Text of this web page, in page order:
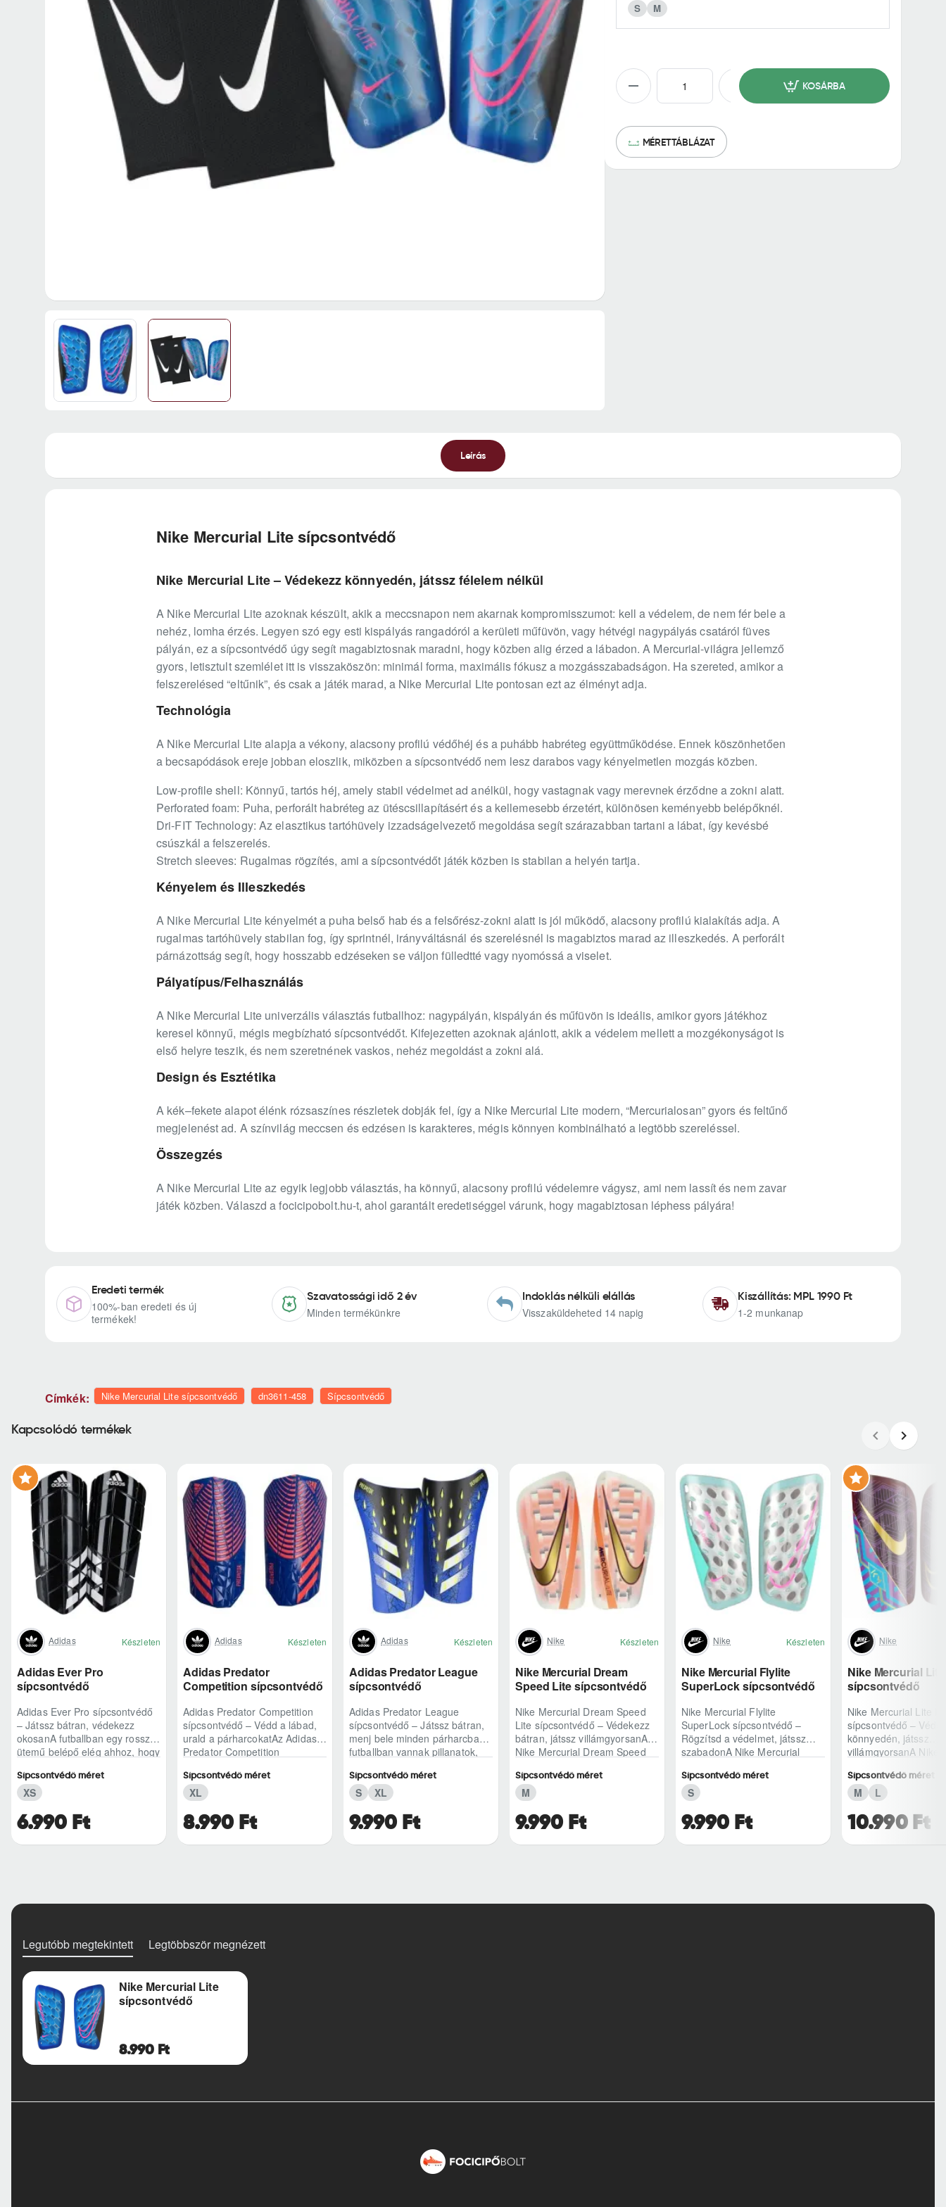
S M
KOSÁRBA
MÉRETTÁBLÁZAT
Leírás
Nike Mercurial Lite sípcsontvédő
Nike Mercurial Lite – Védekezz könnyedén, játssz félelem nélkül
A Nike Mercurial Lite azoknak készült, akik a meccsnapon nem akarnak kompromisszumot: kell a védelem, de nem fér bele a
nehéz, lomha érzés. Legyen szó egy esti kispályás rangadóról a kerületi műfüvön, vagy hétvégi nagypályás csatáról füves
pályán, ez a sípcsontvédő úgy segít magabiztosnak maradni, hogy közben alig érzed a lábadon. A Mercurial-világra jellemző
gyors, letisztult szemlélet itt is visszaköszön: minimál forma, maximális fókusz a mozgásszabadságon. Ha szereted, amikor a
felszerelésed “eltűnik”, és csak a játék marad, a Nike Mercurial Lite pontosan ezt az élményt adja.
Technológia
A Nike Mercurial Lite alapja a vékony, alacsony profilú védőhéj és a puhább habréteg együttműködése. Ennek köszönhetően
a becsapódások ereje jobban eloszlik, miközben a sípcsontvédő nem lesz darabos vagy kényelmetlen mozgás közben.
Low-profile shell: Könnyű, tartós héj, amely stabil védelmet ad anélkül, hogy vastagnak vagy merevnek érződne a zokni alatt.
Perforated foam: Puha, perforált habréteg az ütéscsillapításért és a kellemesebb érzetért, különösen keményebb belépőknél.
Dri-FIT Technology: Az elasztikus tartóhüvely izzadságelvezető megoldása segít szárazabban tartani a lábat, így kevésbé
csúszkál a felszerelés.
Stretch sleeves: Rugalmas rögzítés, ami a sípcsontvédőt játék közben is stabilan a helyén tartja.
Kényelem és Illeszkedés
A Nike Mercurial Lite kényelmét a puha belső hab és a felsőrész-zokni alatt is jól működő, alacsony profilú kialakítás adja. A
rugalmas tartóhüvely stabilan fog, így sprintnél, irányváltásnál és szerelésnél is magabiztos marad az illeszkedés. A perforált
párnázottság segít, hogy hosszabb edzéseken se váljon fülledtté vagy nyomóssá a viselet.
Pályatípus/Felhasználás
A Nike Mercurial Lite univerzális választás futballhoz: nagypályán, kispályán és műfüvön is ideális, amikor gyors játékhoz
keresel könnyű, mégis megbízható sípcsontvédőt. Kifejezetten azoknak ajánlott, akik a védelem mellett a mozgékonyságot is
első helyre teszik, és nem szeretnének vaskos, nehéz megoldást a zokni alá.
Design és Esztétika
A kék–fekete alapot élénk rózsaszínes részletek dobják fel, így a Nike Mercurial Lite modern, “Mercurialosan” gyors és feltűnő
megjelenést ad. A színvilág meccsen és edzésen is karakteres, mégis könnyen kombinálható a legtöbb szereléssel.
Összegzés
A Nike Mercurial Lite az egyik legjobb választás, ha könnyű, alacsony profilú védelemre vágysz, ami nem lassít és nem zavar
játék közben. Válaszd a focicipobolt.hu-t, ahol garantált eredetiséggel várunk, hogy magabiztosan léphess pályára!
Eredeti termék
100%-ban eredeti és új
termékek!
Szavatossági idő 2 év
Minden termékünkre
Indoklás nélküli elállás
Visszaküldeheted 14 napig
Kiszállítás: MPL 1990 Ft
1-2 munkanap
Címkék: Nike Mercurial Lite sípcsontvédő dn3611-458 Sípcsontvédő
Kapcsolódó termékek
Adidas Készleten
Adidas Ever Pro
sípcsontvédő
Adidas Ever Pro sípcsontvédő
– Játssz bátran, védekezz
okosanA futballban egy rossz
ütemű belépő elég ahhoz, hogy
Adidas..
6.990 Ft
Sípcsontvédő méret
XS
Adidas Készleten
Adidas Predator
Competition sípcsontvédő
Adidas Predator Competition
sípcsontvédő – Védd a lábad,
urald a párharcokatAz Adidas
Predator Competition
akik nem szer..
8.990 Ft
Sípcsontvédő méret
XL
Adidas Készleten
Adidas Predator League
sípcsontvédő
Adidas Predator League
sípcsontvédő – Játssz bátran,
menj bele minden párharcbaA
futballban vannak pillanatok,
visszalépés: egy ..
9.990 Ft
Sípcsontvédő méret
S XL
Nike Készleten
Nike Mercurial Dream
Speed Lite sípcsontvédő
Nike Mercurial Dream Speed
Lite sípcsontvédő – Védekezz
bátran, játssz villámgyorsanA
Nike Mercurial Dream Speed
készült, ak..
9.990 Ft
Sípcsontvédő méret
M
Nike Készleten
Nike Mercurial Flylite
SuperLock sípcsontvédő
Nike Mercurial Flylite
SuperLock sípcsontvédő –
Rögzítsd a védelmet, játssz
szabadonA Nike Mercurial
azoknak készült, a..
9.990 Ft
Sípcsontvédő méret
S
Nike
Nike Mercurial
sípcsontvédő
Nike Mercurial Lite
sípcsontvédő –
könnyedén, játssz
villámgyorsanA Nike
készült, akik a
10.990 Ft
Sípcsontvédő méret
M L
Legutóbb megtekintett Legtöbbször megnézett
Nike Mercurial Lite
sípcsontvédő
8.990 Ft